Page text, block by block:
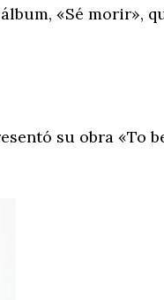
«Sé morir»,
su obra «To